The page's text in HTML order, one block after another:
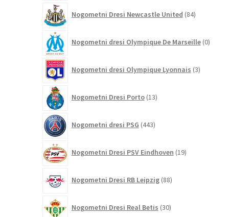
Nogometni Dresi Newcastle United 84izdelkov
Nogometni dresi Olympique De Marseille 0
Nogometni dresi Olympique Lyonnais 3izdelki
Nogometni Dresi Porto 13izdelkov
Nogometni dresi PSG 443izdelkov
Nogometni Dresi PSV Eindhoven 19izdelkov
Nogometni Dresi RB Leipzig 88izdelkov
Nogometni Dresi Real Betis 30izdelkov